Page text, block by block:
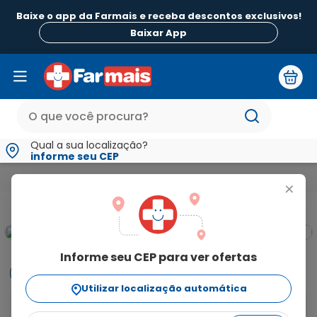
Baixe o app da Farmais e receba descontos exclusivos!
Baixar App
Qual a sua localização?
informe seu CEP
+
Informe seu CEP para ver ofertas
Utilizar localização automática
Gel
Informações
O Hidratante PhálleBeauty Girls Gel Aromatizante